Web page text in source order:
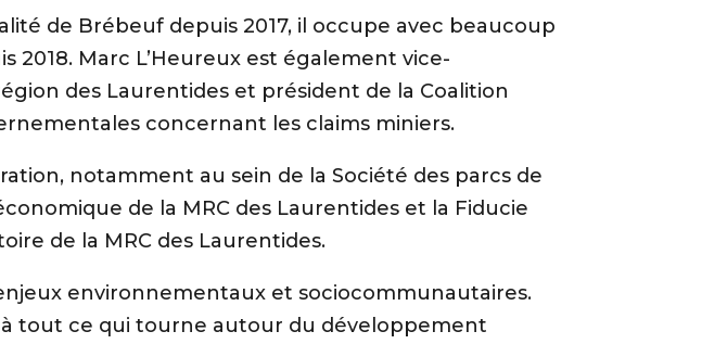
de Brébeuf depuis 2017, il occupe avec beaucoup
2018. Marc L’Heureux est également vice-
des Laurentides et président de la Coalition
concernant les claims miniers.
notamment au sein de la Société des parcs de
de la MRC des Laurentides et la Fiducie
de la MRC des Laurentides.
environnementaux et sociocommunautaires.
tout ce qui tourne autour du développement